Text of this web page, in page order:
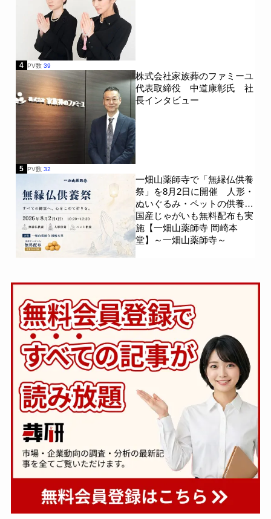
4 PV数 39
株式会社家族葬のファミーユ
代表取締役 中道康彰氏 社
長インタビュー
5 PV数 32
一畑山薬師寺で「無縁仏供養
祭」を8月2日に開催 人形・
ぬいぐるみ・ペットの供養、
国産じゃがいも無料配布も実
施【一畑山薬師寺 岡崎本
堂】～一畑山薬師寺～